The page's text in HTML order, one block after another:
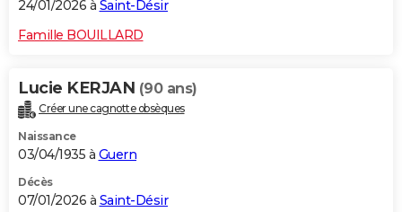
24/01/2026 à Saint-Désir
Famille BOUILLARD
Lucie KERJAN (90 ans)
Créer une cagnotte obsèques
Naissance
03/04/1935 à Guern
Décès
07/01/2026 à Saint-Désir